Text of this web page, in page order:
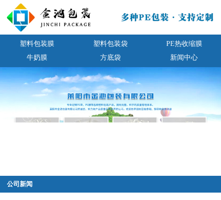
塑料包装膜 塑料包装袋
PE热收缩膜
牛奶膜
方底袋 新闻中心
公司新闻